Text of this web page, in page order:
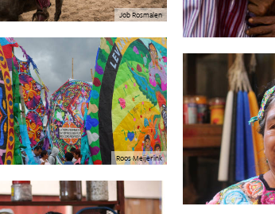
Job Rosmalen
Roos Meijerink